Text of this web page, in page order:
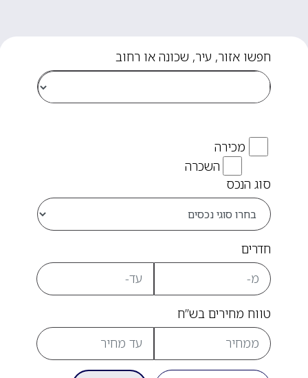
חפשו אזור, עיר, שכונה או רחוב
מכירה
השכרה
סוג הנכס
חדרים
טווח מחירים בש”ח